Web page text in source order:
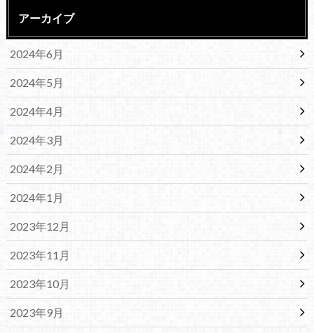
アーカイブ
2024年6月
2024年5月
2024年4月
2024年3月
2024年2月
2024年1月
2023年12月
2023年11月
2023年10月
2023年9月